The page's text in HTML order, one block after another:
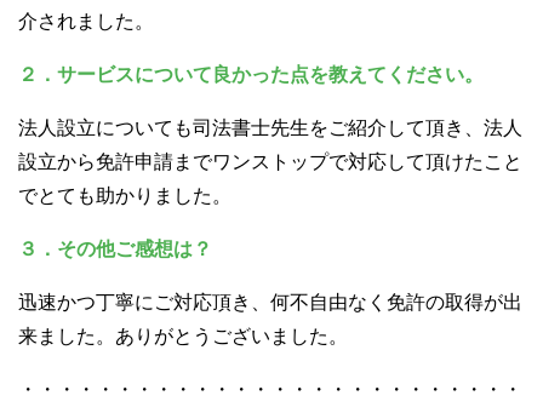
介されました。
２．サービスについて良かった点を教えてください。
法人設立についても司法書士先生をご紹介して頂き、法人
設立から免許申請までワンストップで対応して頂けたこと
でとても助かりました。
３．その他ご感想は？
迅速かつ丁寧にご対応頂き、何不自由なく免許の取得が出
来ました。ありがとうございました。
・・・・・・・・・・・・・・・・・・・・・・・・・・